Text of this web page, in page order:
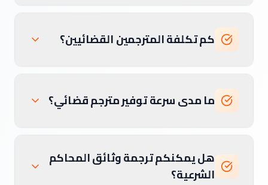
كم تكلفة المترجمين القضائيين؟
ما مدى سرعة توفير مترجم قضائي؟
هل يمكنكم ترجمة وثائق المحاكم
الشرعية؟